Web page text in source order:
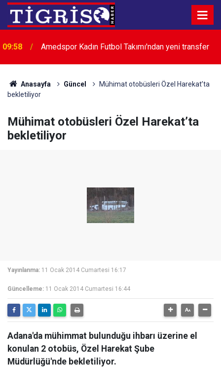
09:58 Amedspor Kadın Futbol Takımı'ndan yeni transfer
Anasayfa Güncel
Mühimat otobüsleri Özel Harekat’ta
bekletiliyor
Mühimat otobüsleri Özel Harekat’ta
bekletiliyor
Yayınlanma: 11 Ocak 2014 Cumartesi 16:17
Güncelleme: 11 Ocak 2014 Cumartesi 16:44
Adana'da mühimmat bulunduğu ihbarı üzerine el
konulan 2 otobüs, Özel Harekat Şube
Müdürlüğü'nde bekletiliyor.